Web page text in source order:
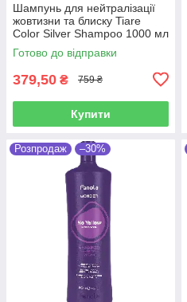
Шампунь для нейтралізації
жовтизни та блиску Tiare
Color Silver Shampoo 1000 мл
Готово до відправки
379,50 ₴ 759 ₴
Купити
Розпродаж –30%